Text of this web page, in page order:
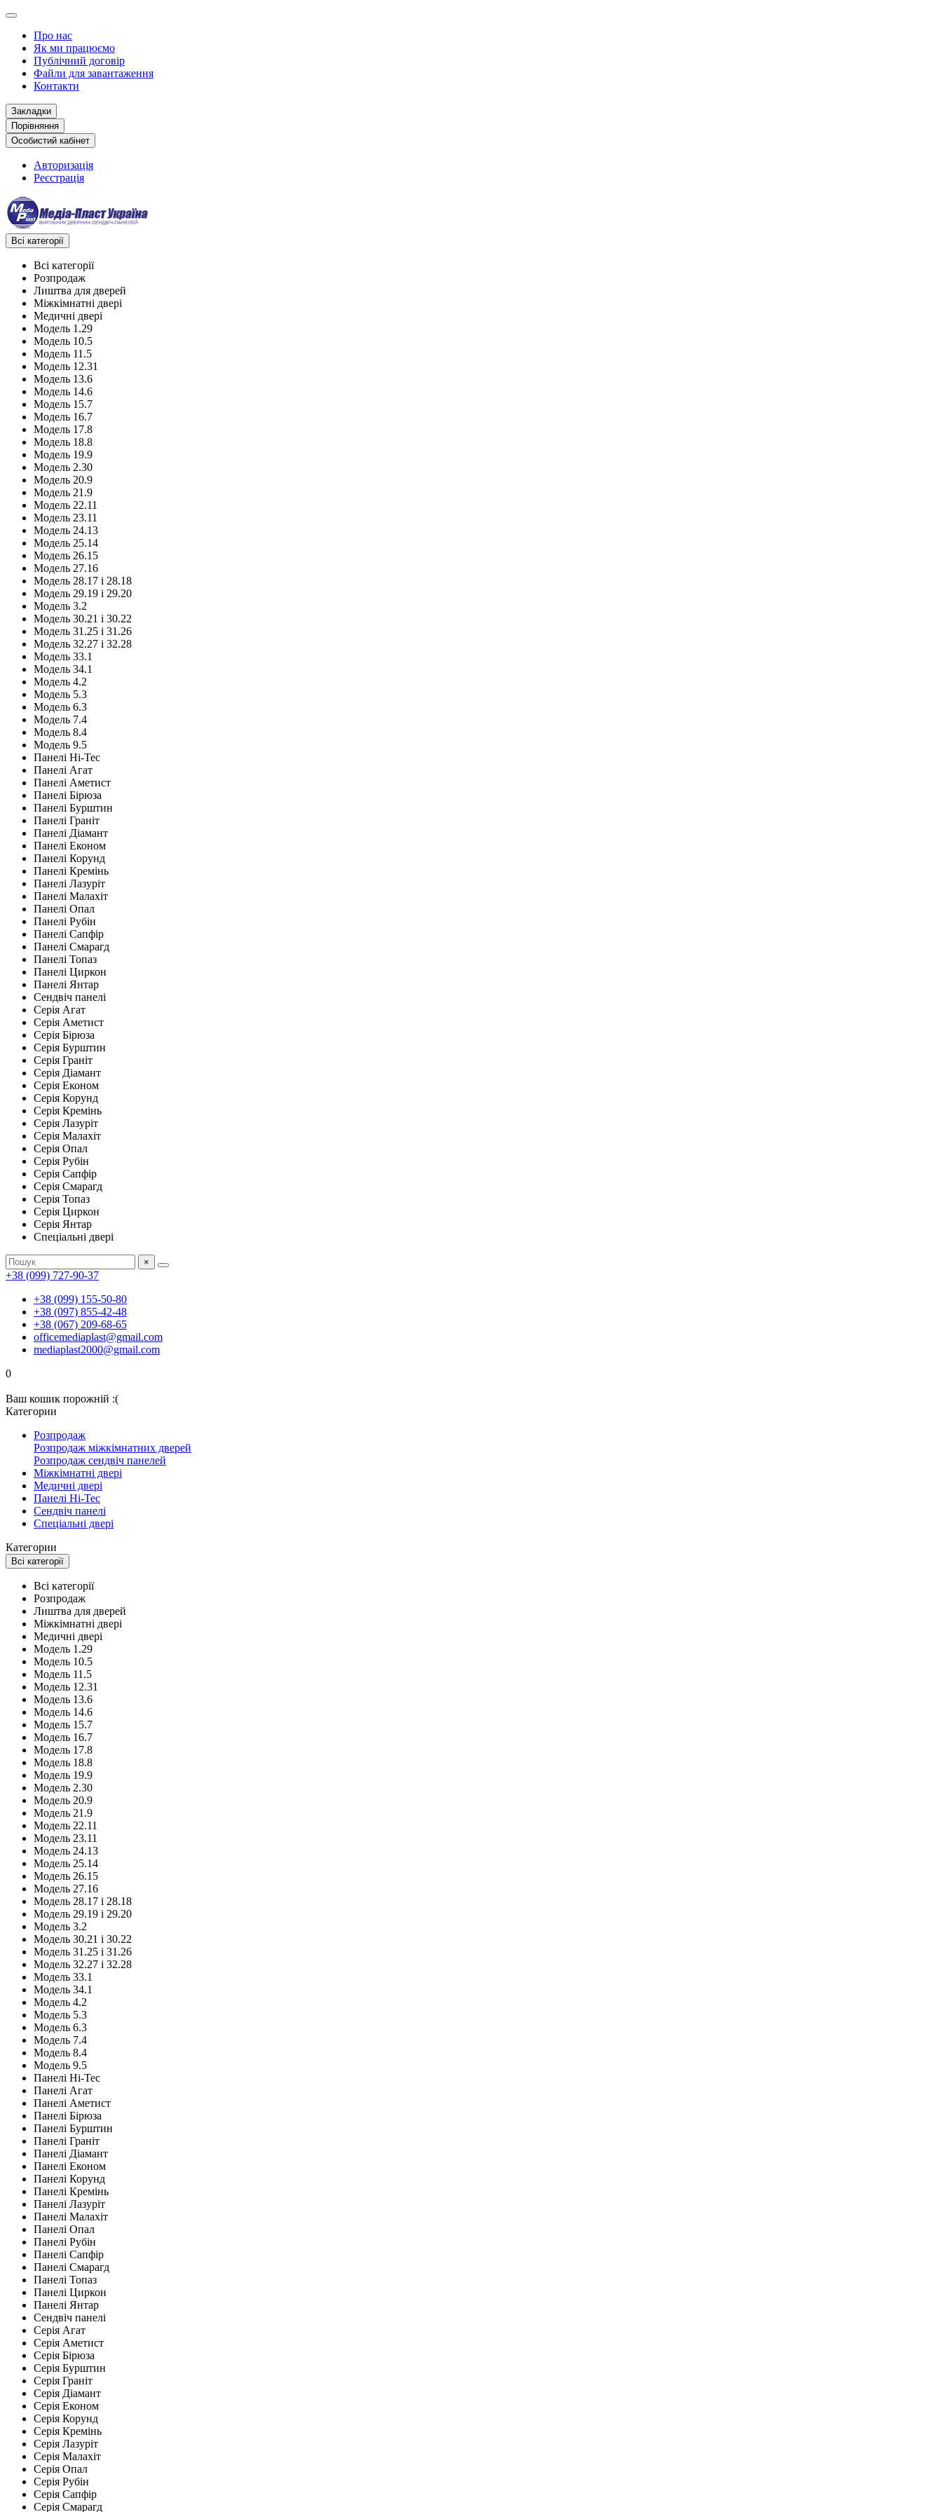
Про нас
Як ми працюємо
Публічний договір
Файли для завантаження
Контакти
Закладки
Порівняння
Особистий кабінет
Авторизація
Реєстрація
Всі категорії
Всі категорії
Розпродаж
Лиштва для дверей
Міжкімнатні двері
Медичні двері
Модель 1.29
Модель 10.5
Модель 11.5
Модель 12.31
Модель 13.6
Модель 14.6
Модель 15.7
Модель 16.7
Модель 17.8
Модель 18.8
Модель 19.9
Модель 2.30
Модель 20.9
Модель 21.9
Модель 22.11
Модель 23.11
Модель 24.13
Модель 25.14
Модель 26.15
Модель 27.16
Модель 28.17 і 28.18
Модель 29.19 і 29.20
Модель 3.2
Модель 30.21 і 30.22
Модель 31.25 і 31.26
Модель 32.27 і 32.28
Модель 33.1
Модель 34.1
Модель 4.2
Модель 5.3
Модель 6.3
Модель 7.4
Модель 8.4
Модель 9.5
Панелі Hi-Tec
Панелі Агат
Панелі Аметист
Панелі Бірюза
Панелі Бурштин
Панелі Граніт
Панелі Діамант
Панелі Економ
Панелі Корунд
Панелі Кремінь
Панелі Лазуріт
Панелі Малахіт
Панелі Опал
Панелі Рубін
Панелі Сапфір
Панелі Смарагд
Панелі Топаз
Панелі Циркон
Панелі Янтар
Сендвіч панелі
Серія Агат
Серія Аметист
Серія Бірюза
Серія Бурштин
Серія Граніт
Серія Діамант
Серія Економ
Серія Корунд
Серія Кремінь
Серія Лазуріт
Серія Малахіт
Серія Опал
Серія Рубін
Серія Сапфір
Серія Смарагд
Серія Топаз
Серія Циркон
Серія Янтар
Спеціальні двері
×
+38 (099) 727-90-37
+38 (099) 155-50-80
+38 (097) 855-42-48
+38 (067) 209-68-65
officemediaplast@gmail.com
mediaplast2000@gmail.com
0
Ваш кошик порожній :(
Категории
Розпродаж
Розпродаж міжкімнатних дверей
Розпродаж сендвіч панелей
Міжкімнатні двері
Медичні двері
Панелі Hi-Tec
Сендвіч панелі
Спеціальні двері
Категории
Всі категорії
Всі категорії
Розпродаж
Лиштва для дверей
Міжкімнатні двері
Медичні двері
Модель 1.29
Модель 10.5
Модель 11.5
Модель 12.31
Модель 13.6
Модель 14.6
Модель 15.7
Модель 16.7
Модель 17.8
Модель 18.8
Модель 19.9
Модель 2.30
Модель 20.9
Модель 21.9
Модель 22.11
Модель 23.11
Модель 24.13
Модель 25.14
Модель 26.15
Модель 27.16
Модель 28.17 і 28.18
Модель 29.19 і 29.20
Модель 3.2
Модель 30.21 і 30.22
Модель 31.25 і 31.26
Модель 32.27 і 32.28
Модель 33.1
Модель 34.1
Модель 4.2
Модель 5.3
Модель 6.3
Модель 7.4
Модель 8.4
Модель 9.5
Панелі Hi-Tec
Панелі Агат
Панелі Аметист
Панелі Бірюза
Панелі Бурштин
Панелі Граніт
Панелі Діамант
Панелі Економ
Панелі Корунд
Панелі Кремінь
Панелі Лазуріт
Панелі Малахіт
Панелі Опал
Панелі Рубін
Панелі Сапфір
Панелі Смарагд
Панелі Топаз
Панелі Циркон
Панелі Янтар
Сендвіч панелі
Серія Агат
Серія Аметист
Серія Бірюза
Серія Бурштин
Серія Граніт
Серія Діамант
Серія Економ
Серія Корунд
Серія Кремінь
Серія Лазуріт
Серія Малахіт
Серія Опал
Серія Рубін
Серія Сапфір
Серія Смарагд